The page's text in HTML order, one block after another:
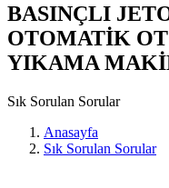
BASINÇLI
OTOMATİK
YIKAMA
Sık Sorulan Sorular
Anasayfa
Sık Sorulan Sorular